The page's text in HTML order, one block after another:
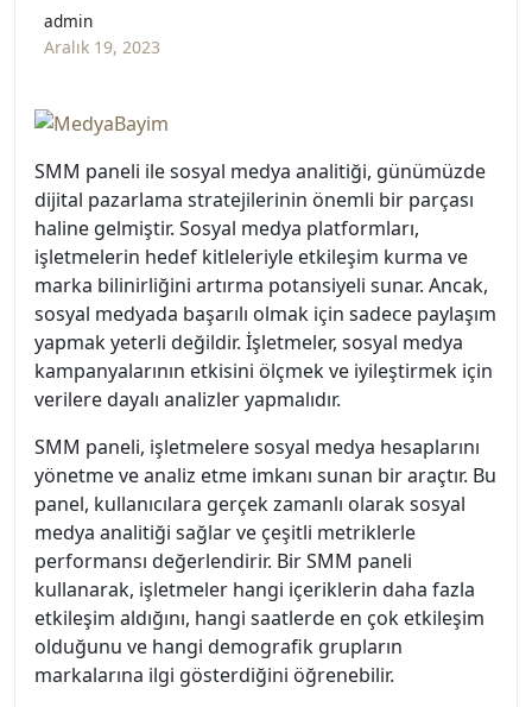
admin
Aralık 19, 2023
SMM paneli ile sosyal medya analitiği, günümüzde
dijital pazarlama stratejilerinin önemli bir parçası
haline gelmiştir. Sosyal medya platformları,
işletmelerin hedef kitleleriyle etkileşim kurma ve
marka bilinirliğini artırma potansiyeli sunar. Ancak,
sosyal medyada başarılı olmak için sadece paylaşım
yapmak yeterli değildir. İşletmeler, sosyal medya
kampanyalarının etkisini ölçmek ve iyileştirmek için
verilere dayalı analizler yapmalıdır.
SMM paneli, işletmelere sosyal medya hesaplarını
yönetme ve analiz etme imkanı sunan bir araçtır. Bu
panel, kullanıcılara gerçek zamanlı olarak sosyal
medya analitiği sağlar ve çeşitli metriklerle
performansı değerlendirir. Bir SMM paneli
kullanarak, işletmeler hangi içeriklerin daha fazla
etkileşim aldığını, hangi saatlerde en çok etkileşim
olduğunu ve hangi demografik grupların
markalarına ilgi gösterdiğini öğrenebilir.